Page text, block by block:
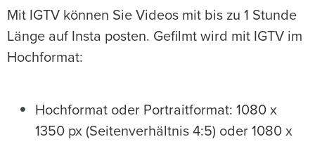
Mit IGTV können Sie Videos mit bis zu 1 Stunde
Länge auf Insta posten. Gefilmt wird mit IGTV im
Hochformat:
Hochformat oder Portraitformat: 1080 x
1350 px (Seitenverhältnis 4:5) oder 1080 x